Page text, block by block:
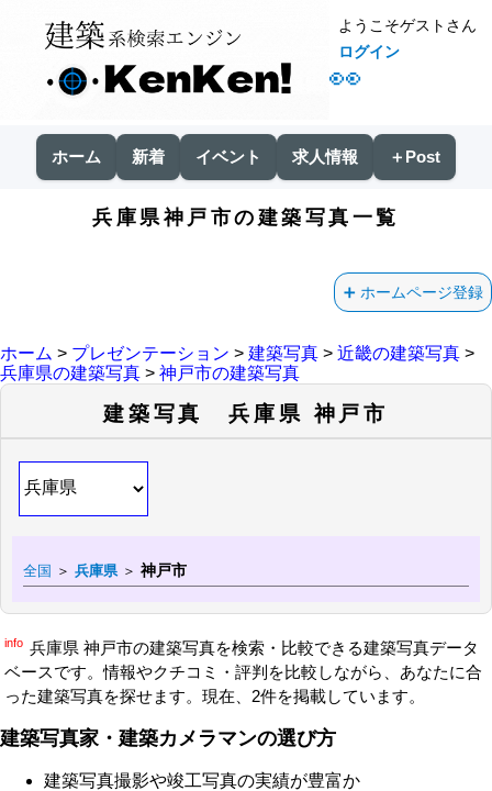
👀
ようこそゲストさん
ログイン
ホーム 新着 イベント 求人情報 ＋Post
兵庫県神戸市の建築写真一覧
ホームページ登録
ホーム > プレゼンテーション > 建築写真 > 近畿の建築写真 >
兵庫県の建築写真 > 神戸市の建築写真
建築写真 兵庫県 神戸市
全国 ＞ 兵庫県＞ 神戸市
info 兵庫県 神戸市の建築写真を検索・比較できる建築写真データ
ベースです。情報やクチコミ・評判を比較しながら、あなたに合
った建築写真を探せます。現在、2件を掲載しています。
建築写真家・建築カメラマンの選び方
建築写真撮影や竣工写真の実績が豊富か